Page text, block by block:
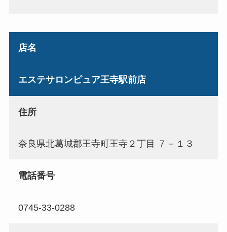
店名
エステサロンピュア王寺駅前店
住所
奈良県北葛城郡王寺町王寺２丁目 ７－１３
電話番号
0745-33-0288